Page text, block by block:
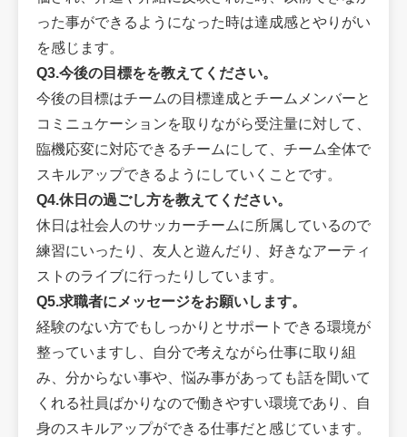
った事ができるようになった時は達成感とやりがい
を感じます。
Q3.今後の目標をを教えてください。
今後の目標はチームの目標達成とチームメンバーと
コミニュケーションを取りながら受注量に対して、
臨機応変に対応できるチームにして、チーム全体で
スキルアップできるようにしていくことです。
Q4.休日の過ごし方を教えてください。
休日は社会人のサッカーチームに所属しているので
練習にいったり、友人と遊んだり、好きなアーティ
ストのライブに行ったりしています。
Q5.求職者にメッセージをお願いします。
経験のない方でもしっかりとサポートできる環境が
整っていますし、自分で考えながら仕事に取り組
み、分からない事や、悩み事があっても話を聞いて
くれる社員ばかりなので働きやすい環境であり、自
身のスキルアップができる仕事だと感じています。